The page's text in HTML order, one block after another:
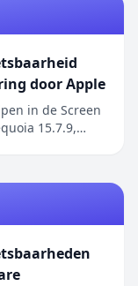
door Apple
in de Screen
15.7.9,